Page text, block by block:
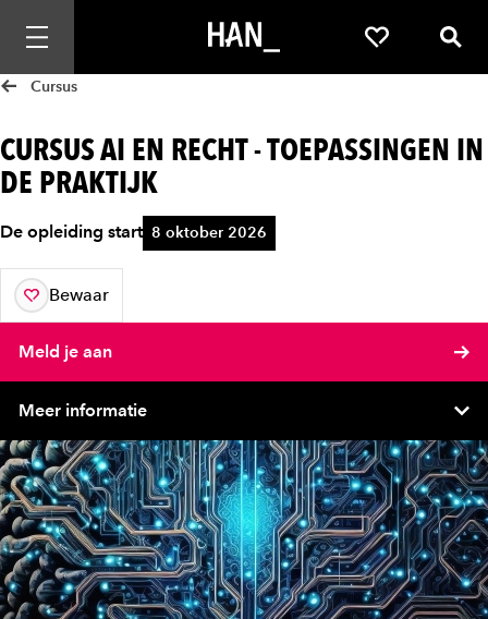
Mobiele navigatie openen Favorieten
Cursus
CURSUS AI EN RECHT - TOEPASSINGEN IN
DE PRAKTIJK
De opleiding start 8 oktober 2026
Bewaar
aan je favorieten
Meld je aan
Meer informatie